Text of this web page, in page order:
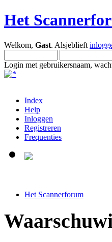
Het
Welkom, Gast. Alsjeblieft
Login met gebruikersnaam,
Index
Help
Inloggen
Registreren
Frequenties
Het Scannerforum